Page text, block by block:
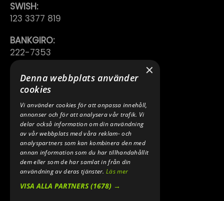
SWISH:
123 3377 819
BANKGIRO:
222-7353
TELEFON:
0640 200 50
E-POST:
INFO@SPEEDSHOPEN.SE
ÅNGRA MITT KÖP
×
Denna webbplats använder
cookies
Vi använder cookies för att anpassa innehåll,
annonser och för att analysera vår trafik. Vi
delar också information om din användning
av vår webbplats med våra reklam- och
analyspartners som kan kombinera den med
annan information som du har tillhandahållit
dem eller som de har samlat in från din
användning av deras tjänster.Läs mer
VISA ALLA PARTNERS(1678) →